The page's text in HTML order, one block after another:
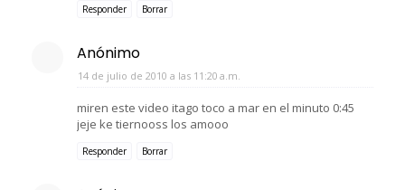
Responder Borrar
Anónimo
14 de julio de 2010 a las 11:20 a.m.
miren este video itago toco a mar en el minuto 0:45
jeje ke tiernooss los amooo
Responder Borrar